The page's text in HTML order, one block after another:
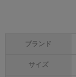
ブランド
サイズ